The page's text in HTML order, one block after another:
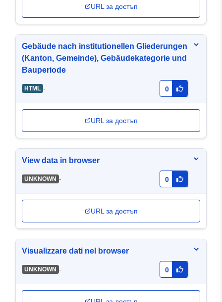
URL за достъп
Gebäude nach institutionellen Gliederungen
(Kanton, Gemeinde), Gebäudekategorie und
Bauperiode
HTML - 0
URL за достъп
View data in browser
UNKNOWN - 0
URL за достъп
Visualizzare dati nel browser
UNKNOWN - 0